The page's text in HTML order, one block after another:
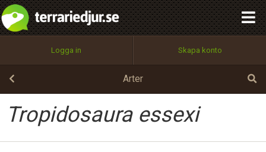
Logga in Skapa konto
Arter
Tropidosaura essexi
Utför
100%
OK
integritetspolicy
Namn:
Epost:
Användarnamn:
Begär nytt lösenord
Tillbaka till förstasidan